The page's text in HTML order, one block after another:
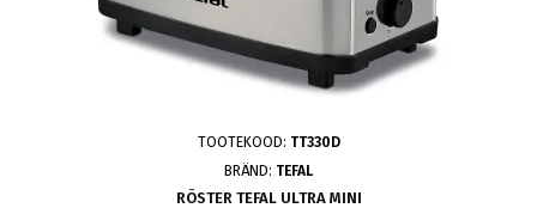
TOOTEKOOD: TT330D
BRÄND: TEFAL
RÖSTER TEFAL ULTRA MINI